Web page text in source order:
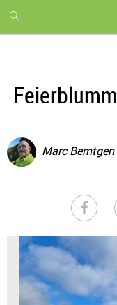
month
free
Marc Bemtgen